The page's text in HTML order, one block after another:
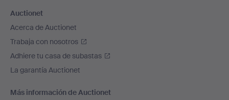
Auctionet
Acerca de Auctionet
Trabaja con nosotros
Adhiere tu casa de subastas
La garantía Auctionet
Más información de Auctionet